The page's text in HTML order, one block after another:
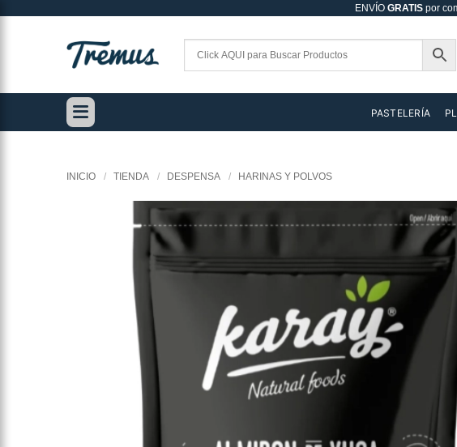
ENVÍO GRATISpor
PASTELERÍA
INICIO / TIENDA / DESPENSA / HARINAS Y POLVOS